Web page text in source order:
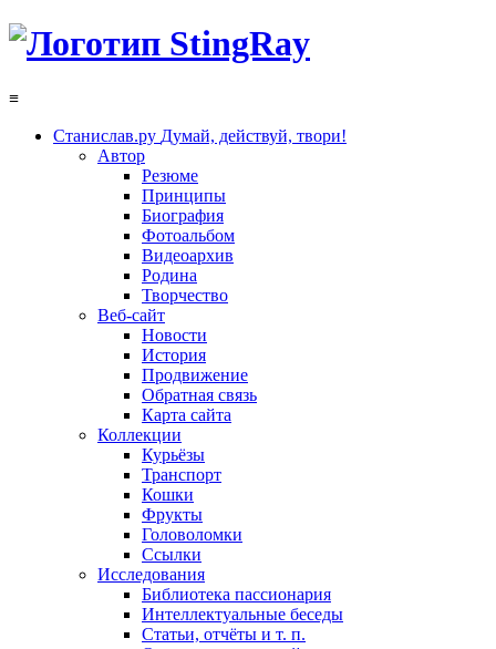
≡
Станислав.ру Думай, действуй, твори!
Автор
Резюме
Принципы
Биография
Фотоальбом
Видеоархив
Родина
Творчество
Веб-сайт
Новости
История
Продвижение
Обратная связь
Карта сайта
Коллекции
Курьёзы
Транспорт
Кошки
Фрукты
Головоломки
Ссылки
Исследования
Библиотека пассионария
Интеллектуальные беседы
Статьи, отчёты и т. п.